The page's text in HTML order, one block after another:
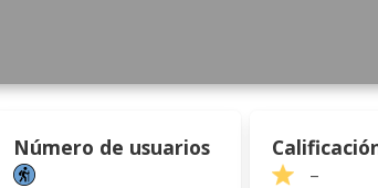
Número de usuarios
–